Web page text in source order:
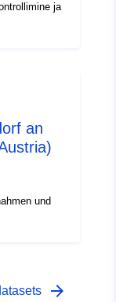
ja
an
und
arrow_forward